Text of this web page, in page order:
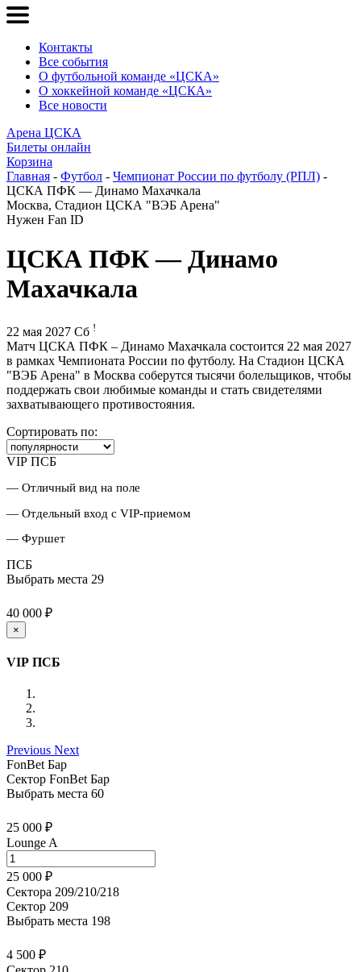
Контакты
Все события
О футбольной команде «ЦСКА»
О хоккейной команде «ЦСКА»
Все новости
Арена ЦСКА
Билеты онлайн
Корзина
Главная - Футбол - Чемпионат России по футболу (РПЛ) -
ЦСКА ПФК — Динамо Махачкала
Москва, Стадион ЦСКА "ВЭБ Арена"
Нужен Fan ID
ЦСКА ПФК — Динамо
Махачкала
22 мая 2027 Сб !
Матч ЦСКА ПФК – Динамо Махачкала состоится 22 мая 2027
в рамках Чемпионата России по футболу. На Стадион ЦСКА
"ВЭБ Арена" в Москва соберутся тысячи болельщиков, чтобы
поддержать свои любимые команды и стать свидетелями
захватывающего противостояния.
Сортировать по:
VIP ПСБ
— Отличный вид на поле
— Отдельный вход с VIP-приемом
— Фуршет
ПСБ
Выбрать места 29
40 000 ₽
×
VIP ПСБ
Previous Next
FonBet Бар
Сектор FonBet Бар
Выбрать места 60
25 000 ₽
Lounge A
25 000 ₽
Сектора 209/210/218
Сектор 209
Выбрать места 198
4 500 ₽